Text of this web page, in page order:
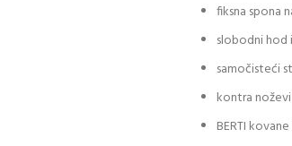
fiksna spona
slobodni hod
samočisteći
kontra noževi
BERTI